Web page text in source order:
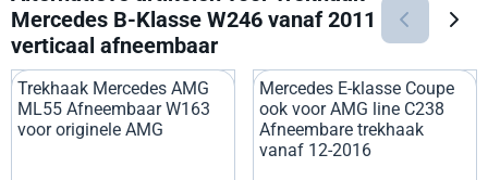
Mercedes B-Klasse W246 vanaf 2011
verticaal afneembaar
Trekhaak Mercedes AMG
ML55 Afneembaar W163
voor originele AMG
Mercedes E-klasse Coupe
ook voor AMG line C238
Afneembare trekhaak
vanaf 12-2016